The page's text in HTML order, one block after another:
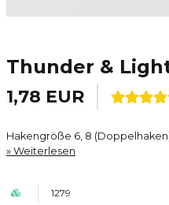
Thunder &
1,78 EUR
Hakengröße 6, 8
Weiterlesen
1279